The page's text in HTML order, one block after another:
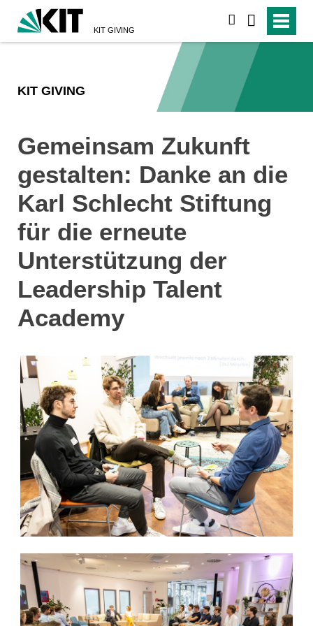
KIT GIVING
KIT GIVING
Gemeinsam Zukunft
gestalten: Danke an die
Karl Schlecht Stiftung
für die erneute
Unterstützung der
Leadership Talent
Academy